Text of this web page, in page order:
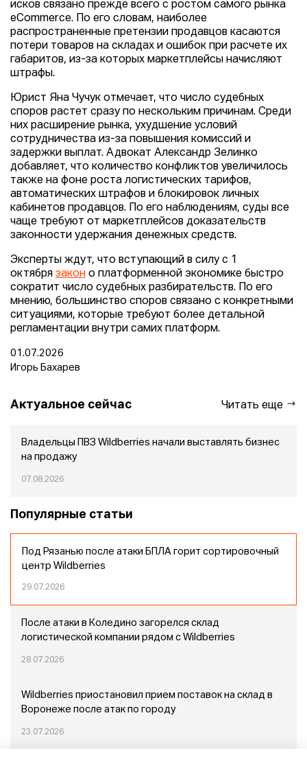
исков связано прежде всего с ростом самого рынка
eCommerce. По его словам, наиболее
распространенные претензии продавцов касаются
потери товаров на складах и ошибок при расчете их
габаритов, из-за которых маркетплейсы начисляют
штрафы.
Юрист Яна Чучук отмечает, что число судебных
споров растет сразу по нескольким причинам. Среди
них расширение рынка, ухудшение условий
сотрудничества из-за повышения комиссий и
задержки выплат. Адвокат Александр Зелинко
добавляет, что количество конфликтов увеличилось
также на фоне роста логистических тарифов,
автоматических штрафов и блокировок личных
кабинетов продавцов. По его наблюдениям, суды все
чаще требуют от маркетплейсов доказательств
законности удержания денежных средств.
Эксперты ждут, что вступающий в силу с 1
октября закон о платформенной экономике быстро
сократит число судебных разбирательств. По его
мнению, большинство споров связано с конкретными
ситуациями, которые требуют более детальной
регламентации внутри самих платформ.
01.07.2026
Игорь Бахарев
Актуальное сейчас Читать еще
Владельцы ПВЗ Wildberries начали выставлять бизнес
на продажу
07.08.2026
Популярные статьи
Под Рязанью после атаки БПЛА горит сортировочный
центр Wildberries
29.07.2026
После атаки в Коледино загорелся склад
логистической компании рядом с Wildberries
28.07.2026
Wildberries приостановил прием поставок на склад в
Воронеже после атак по городу
23.07.2026